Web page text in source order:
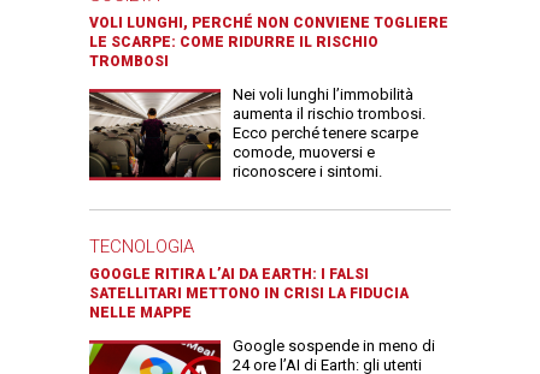
VOLI LUNGHI, PERCHÉ NON CONVIENE TOGLIERE
LE SCARPE: COME RIDURRE IL RISCHIO
TROMBOSI
Nei voli lunghi l’immobilità
aumenta il rischio trombosi.
Ecco perché tenere scarpe
comode, muoversi e
riconoscere i sintomi.
TECNOLOGIA
GOOGLE RITIRA L’AI DA EARTH: I FALSI
SATELLITARI METTONO IN CRISI LA FIDUCIA
NELLE MAPPE
Google sospende in meno di
24 ore l’AI di Earth: gli utenti